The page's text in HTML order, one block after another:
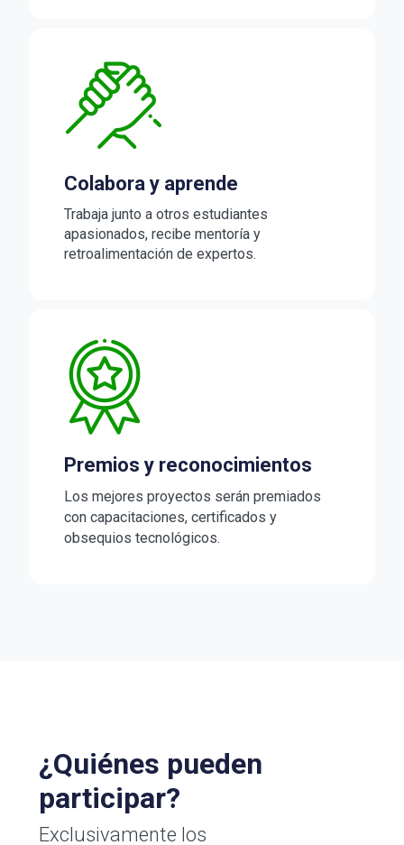
Colabora y aprende
Trabaja junto a otros estudiantes
apasionados, recibe mentoría y
retroalimentación de expertos.
Premios y reconocimientos
Los mejores proyectos serán premiados
con capacitaciones, certificados y
obsequios tecnológicos.
¿Quiénes pueden
participar?
Exclusivamente los